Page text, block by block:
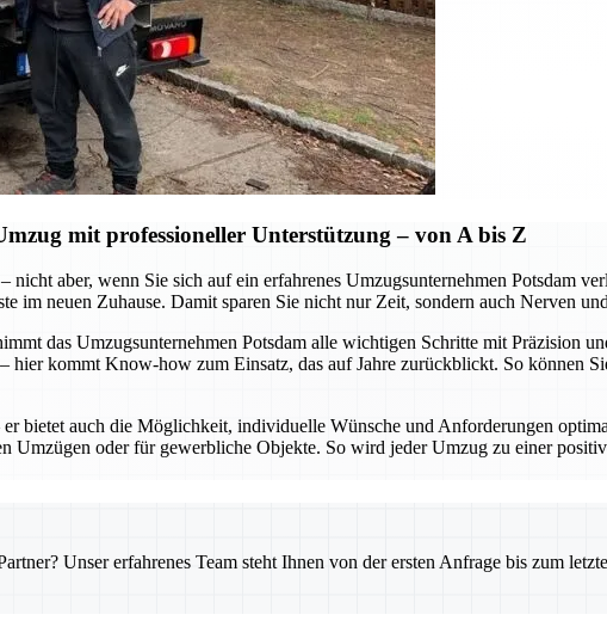
mit professioneller Unterstützung – von A bis Z
aber, wenn Sie sich auf ein erfahrenes Umzugsunternehmen Potsdam
im neuen Zuhause. Damit sparen Sie nicht nur Zeit, sondern auch Nerven
das Umzugsunternehmen Potsdam alle wichtigen Schritte mit Präzision
hier kommt Know-how zum Einsatz, das auf Jahre zurückblickt. So können
bietet auch die Möglichkeit, individuelle Wünsche und Anforderungen
Umzügen oder für gewerbliche Objekte. So wird jeder Umzug zu einer
Unser erfahrenes Team steht Ihnen von der ersten Anfrage bis zum